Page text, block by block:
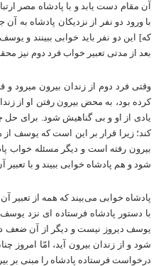
آن مقام دست یابد و با پادشاه مصر
با ورود دو نفر از نزدیکان پادشاه به
که] این دو نفر باید خوابی ببینند و
بعد از مدتی تعبیر خواب فرد دوم نیز
وقتی فرد دوم از زندان بیرون می­رود و
کرده بود، به محض بیرون رفتن او از
یادی از او و بی گناهیش شود. برای
کند؛ زیرا قرار بر این است که یوسف
بیرون رفته است و دیگر مسئله خواب
شود و هم پادشاه خوابی ببیند و با
پادشاه خوابی می‌­بیند که همه از تعبیر
با دستور پادشاه فرستاده ای نزد یوسف
یوسف دیروز نیست و دیگر از آن ضعف
شود و از زندان بیرون آید، امّا امروز
درخواست فرستاده پادشاه را مبنی بر